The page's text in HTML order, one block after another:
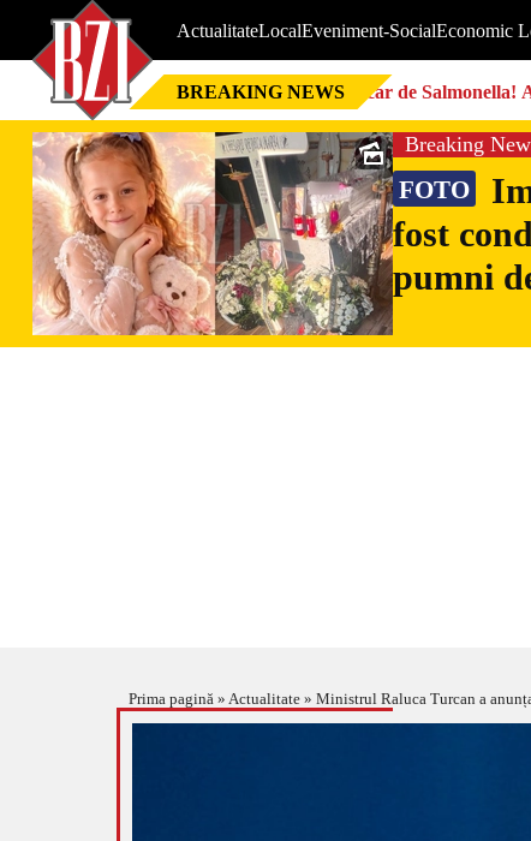
ActualitateLocalEveniment-SocialEconomic
BREAKING NEWS Focar de
Breaking
FOTO
fost
pumni
Prima pagină » Actualitate » Ministrul Raluca Turcan a